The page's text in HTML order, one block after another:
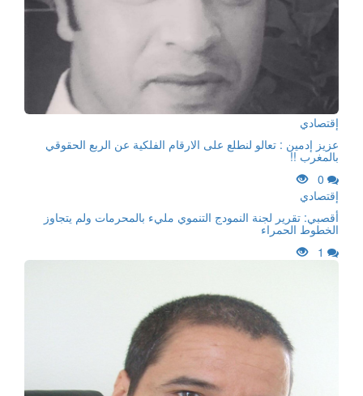
إقتصادي
عزيز إدمين : تعالو لنطلع على الارقام الفلكية عن الربع الحقوقي
بالمغرب !!
0
إقتصادي
أقصبي: تقرير لجنة النمودج التنموي مليء بالمحرمات ولم يتجاوز
الخطوط الحمراء
1